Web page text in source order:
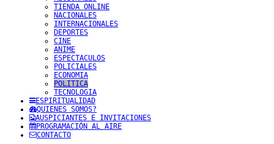
TIENDA ONLINE
NACIONALES
INTERNACIONALES
DEPORTES
CINE
ANIME
ESPECTACULOS
POLICIALES
ECONOMIA
POLITICA
TECNOLOGIA
ESPIRITUALIDAD
QUIENES SOMOS?
AUSPICIANTES E INVITACIONES
PROGRAMACIÓN AL AIRE
CONTACTO